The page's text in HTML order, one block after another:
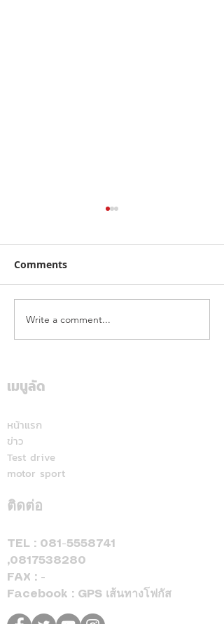
คาลเท็กซ์ ได้รับการรับรอง
หัวจ่ายเชื้อเพลิงมาตรฐาน
การบริการ ตอกย้ำความ
Comments
Write a comment...
เมนูลัด
หน้าแรก
ข่าว
Test drive
motor sport
ติดต่อ
TEL : 081-5558741
,0817538280
FAX : -
Facebook : GPS เส้นทางโฟกัส